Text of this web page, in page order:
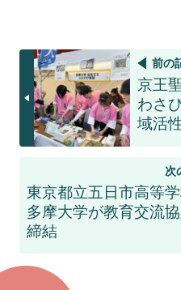
前の
京王
わさ
域活
次
東京都立五日市高等学
多摩大学が教育交流
締結